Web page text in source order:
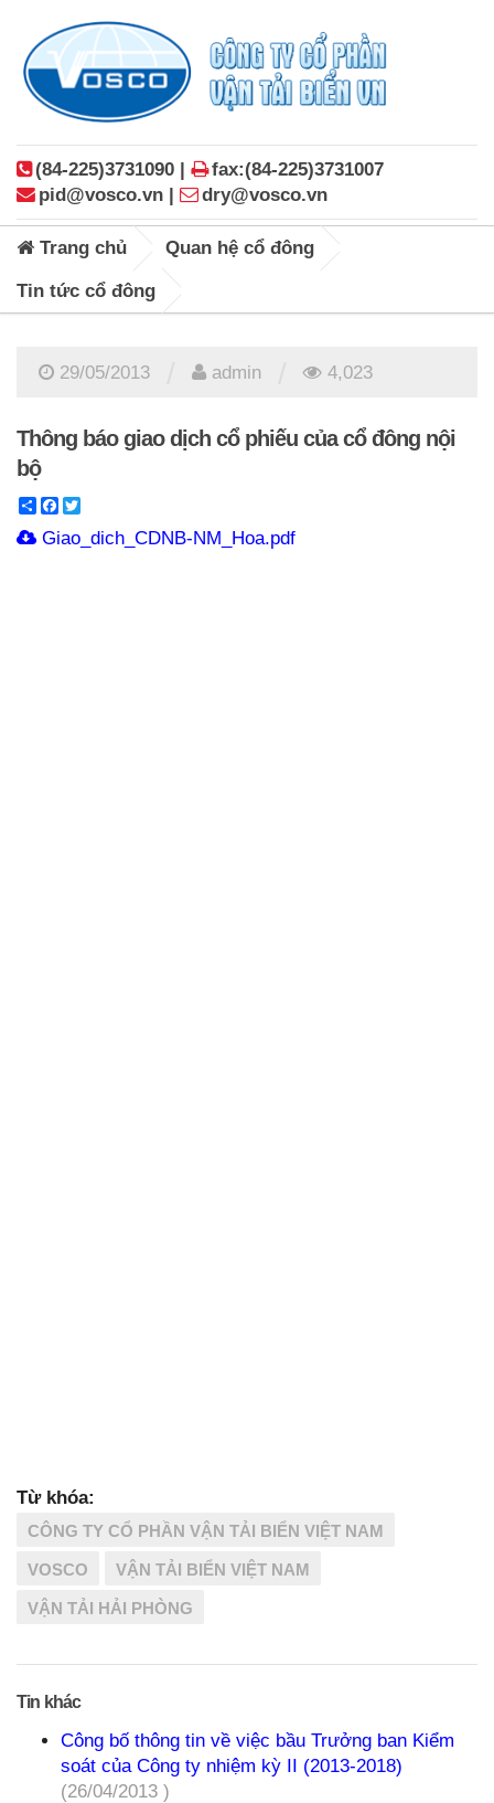
(84-225)3731090 |
fax:(84-225)3731007
pid@vosco.vn |
dry@vosco.vn
Trang chủ Quan hệ cổ đông
Tin tức cổ đông
29/05/2013 admin 4,023
Thông báo giao dịch cổ phiếu của cổ đông nội
bộ
ShareFacebook
Giao_dich_CDNB-NM_Hoa.pdf
Từ khóa:
CÔNG TY CỔ PHẦN VẬN TẢI BIỂN VIỆT NAM
VOSCO VẬN TẢI BIỂN VIỆT NAM
VẬN TẢI HẢI PHÒNG
Tin khác
Công bố thông tin về việc bầu Trưởng ban Kiểm
soát của Công ty nhiệm kỳ II (2013-2018)
(26/04/2013 )